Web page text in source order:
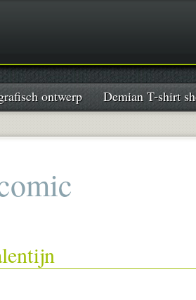
ontwerp Demian T-shirt